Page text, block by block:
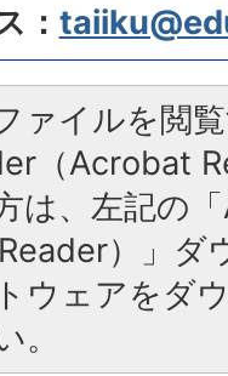
：
ァイルを閲
（Acrobat
は、左記の
）」ダ
ウェアをダ
。